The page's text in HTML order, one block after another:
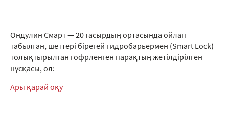
Ондулин Смарт — 20 ғасырдың ортасында ойлап
табылған, шеттері бірегей гидробарьермен (Smart Lock)
толықтырылған гофрленген парақтың жетілдірілген
нұсқасы, ол:
Ары қарай оқу